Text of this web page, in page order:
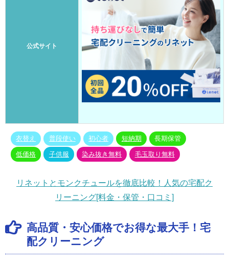
公式サイト
衣替え 普段使い 初心者 短納期 長期保管
低価格 子供服 染み抜き無料 毛玉取り無料
リネットとモンクチュールを徹底比較！人気の宅配ク
リーニング[料金・保管・口コミ]
高品質・安心価格でお得な最大手！宅
配クリーニング